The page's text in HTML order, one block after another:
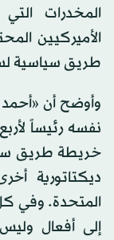
المخدرات
الأميركيين
طريق سياسية
وأوضح أن
نفسه رئيساً
خريطة طريق
ديكتاتورية
المتحدة. وفي
إلى أفعال